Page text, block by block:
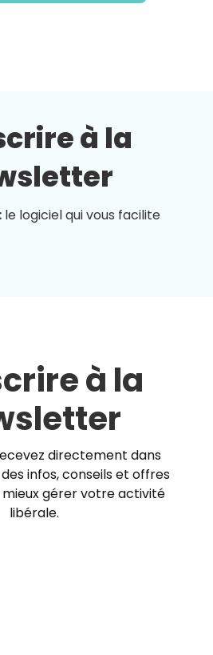
à la
le logiciel qui vous facilite
à la
directement dans
infos, conseils et offres
mieux gérer votre activité
libérale.